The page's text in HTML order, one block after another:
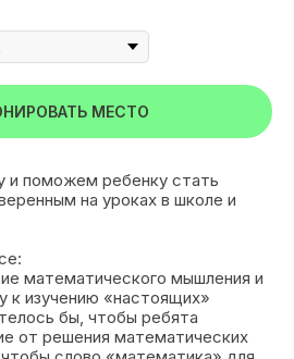
МЕСТО
и поможем ребенку стать
на уроках в школе и
математического мышления и
к изучению «настоящих»
бы, чтобы ребята
от решения математических